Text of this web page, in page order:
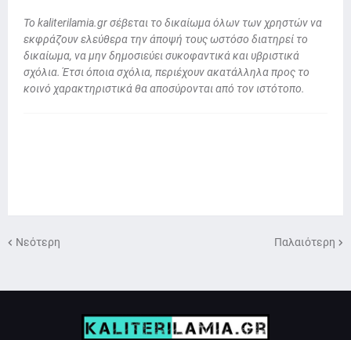
To kaliterilamia.gr σέβεται το δικαίωμα όλων των χρηστών να
εκφράζουν ελεύθερα την άποψή τους ωστόσο διατηρεί το
δικαίωμα, να μην δημοσιεύει συκοφαντικά και υβριστικά
σχόλια. Έτσι όποια σχόλια, περιέχουν ακατάλληλα προς το
κοινό χαρακτηριστικά θα αποσύρονται από τον ιστότοπο.
Νεότερη Παλαιότερη